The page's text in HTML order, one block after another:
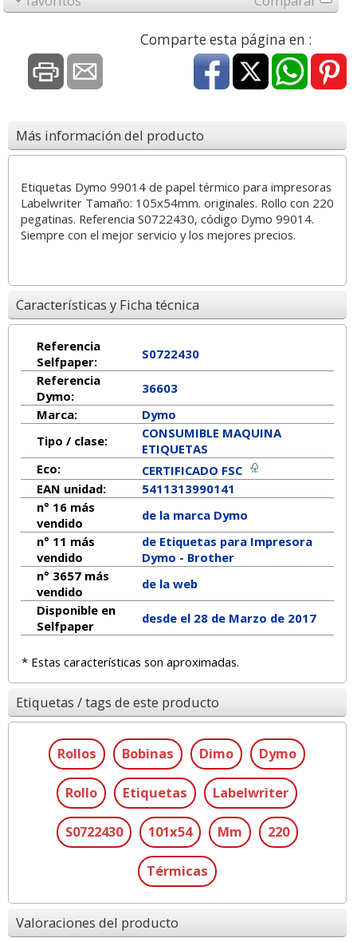
Comparte esta página en :
Más información del producto
Etiquetas Dymo 99014 de papel térmico para impresoras
Labelwriter Tamaño: 105x54mm. originales. Rollo con 220
pegatinas. Referencia S0722430, código Dymo 99014.
Siempre con el mejor servicio y los mejores precios.
Características y Ficha técnica
Referencia
Selfpaper:
S0722430
Referencia
Dymo:
36603
Marca:
Dymo
Tipo / clase:
CONSUMIBLE MAQUINA
ETIQUETAS
Eco:
CERTIFICADO FSC
EAN unidad:
5411313990141
n° 16 más
vendido
de la marca Dymo
n° 11 más
vendido
de Etiquetas para Impresora
Dymo - Brother
n° 3657 más
vendido
de la web
Disponible en
Selfpaper
desde el 28 de Marzo de 2017
* Estas características son aproximadas.
Etiquetas / tags de este producto
Rollos Bobinas Dimo Dymo
Rollo Etiquetas Labelwriter
S0722430 101x54 Mm 220
Térmicas
Valoraciones del producto